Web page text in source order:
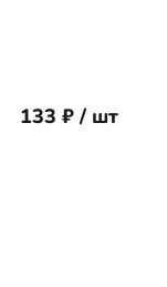
133 ₽ / шт